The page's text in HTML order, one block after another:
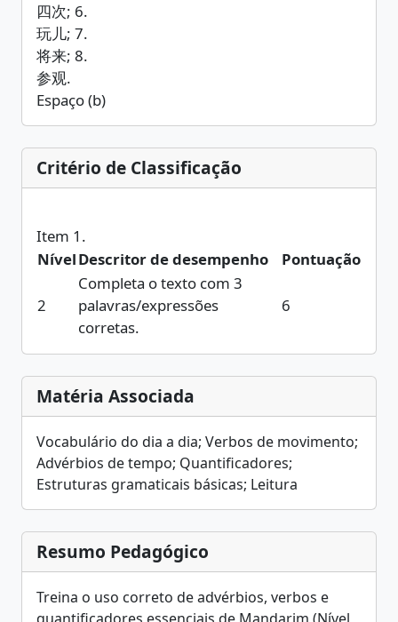
四次; 6.
玩儿; 7.
将来; 8.
参观.
Espaço (b)
Critério de Classificação
Item 1.
NívelDescritor de desempenho Pontuação
2
Completa o texto com 3
palavras/expressões
corretas.
6
Matéria Associada
Vocabulário do dia a dia; Verbos de movimento;
Advérbios de tempo; Quantificadores;
Estruturas gramaticais básicas; Leitura
Resumo Pedagógico
Treina o uso correto de advérbios, verbos e